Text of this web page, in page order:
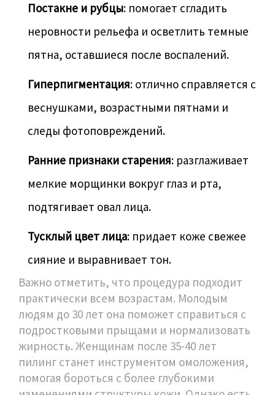
Постакне и рубцы: помогает сгладить
неровности рельефа и осветлить темные
пятна, оставшиеся после воспалений.
Гиперпигментация: отлично справляется с
веснушками, возрастными пятнами и
следы фотоповреждений.
Ранние признаки старения: разглаживает
мелкие морщинки вокруг глаз и рта,
подтягивает овал лица.
Тусклый цвет лица: придает коже свежее
сияние и выравнивает тон.
Важно отметить, что процедура подходит
практически всем возрастам. Молодым
людям до 30 лет она поможет справиться с
подростковыми прыщами и нормализовать
жирность. Женщинам после 35-40 лет
пилинг станет инструментом омоложения,
помогая бороться с более глубокими